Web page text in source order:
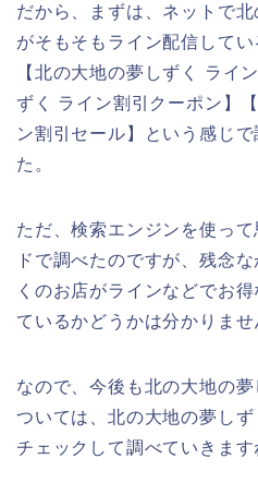
だから、まずは、ネットで
がそもそもライン配信してい
【北の大地の夢しずく ライ
ずく ライン割引クーポン】
ン割引セール】という感じ
た。
ただ、検索エンジンを使っ
ドで調べたのですが、残念
くのお店がラインなどでお
ているかどうかは分かりませ
なので、今後も北の大地の
ついては、北の大地の夢し
チェックして調べていきます